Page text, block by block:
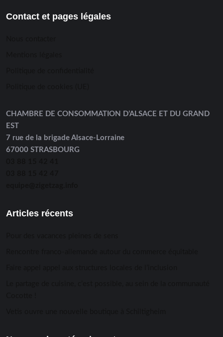
Contact et pages légales
CHAMBRE DE CONSOMMATION D’ALSACE ET DU GRAND
EST
7 rue de la brigade Alsace-Lorraine
67000 STRASBOURG
Articles récents